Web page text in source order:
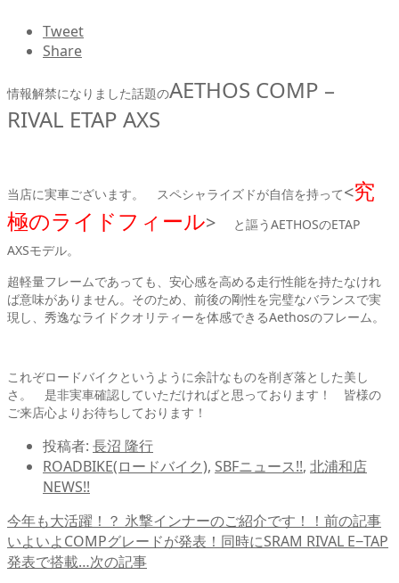
Tweet
Share
情報解禁になりました話題のAETHOS COMP –
RIVAL ETAP AXS
当店に実車ございます。 スペシャライズドが自信を持って<究
極のライドフィール>
と謳うAETHOSのETAP
AXSモデル。
超軽量フレームであっても、安心感を高める走行性能を持たなけれ
ば意味がありません。そのため、前後の剛性を完璧なバランスで実
現し、秀逸なライドクオリティーを体感できるAethosのフレーム。
これぞロードバイクというように余計なものを削ぎ落とした美し
さ。 是非実車確認していただければと思っております！ 皆様の
ご来店心よりお待ちしております！
投稿者: 長沼 隆行
ROADBIKE(ロードバイク), SBFニュース!!, 北浦和店
NEWS!!
今年も大活躍！？ 氷撃インナーのご紹介です！！ 前の記事
いよいよCOMPグレードが発表！同時にSRAM RIVAL E−TAP
発表で搭載…次の記事